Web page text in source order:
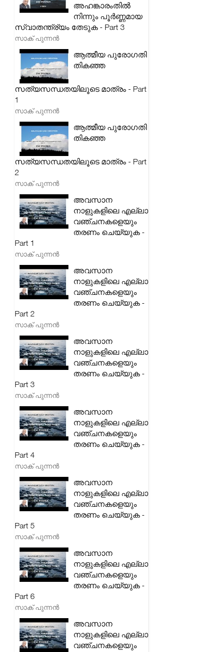
അഹങ്കാരംതിൽ
നിന്നും പൂർണ്ണമായ
സ്വാതന്ത്ര്യം തേടുക - Part 3
സാക് പുന്നൻ
ആത്മീയ പുരോഗതി
തികഞ്ഞ
സത്യസന്ധതയിലൂടെ മാത്രം - Part
1
സാക് പുന്നൻ
ആത്മീയ പുരോഗതി
തികഞ്ഞ
സത്യസന്ധതയിലൂടെ മാത്രം - Part
2
സാക് പുന്നൻ
അവസാന
നാളുകളിലെ എല്ലാ
വഞ്ചനകളെയും
തരണം ചെയ്യുക -
Part 1
സാക് പുന്നൻ
അവസാന
നാളുകളിലെ എല്ലാ
വഞ്ചനകളെയും
തരണം ചെയ്യുക -
Part 2
സാക് പുന്നൻ
അവസാന
നാളുകളിലെ എല്ലാ
വഞ്ചനകളെയും
തരണം ചെയ്യുക -
Part 3
സാക് പുന്നൻ
അവസാന
നാളുകളിലെ എല്ലാ
വഞ്ചനകളെയും
തരണം ചെയ്യുക -
Part 4
സാക് പുന്നൻ
അവസാന
നാളുകളിലെ എല്ലാ
വഞ്ചനകളെയും
തരണം ചെയ്യുക -
Part 5
സാക് പുന്നൻ
അവസാന
നാളുകളിലെ എല്ലാ
വഞ്ചനകളെയും
തരണം ചെയ്യുക -
Part 6
സാക് പുന്നൻ
അവസാന
നാളുകളിലെ എല്ലാ
വഞ്ചനകളെയും